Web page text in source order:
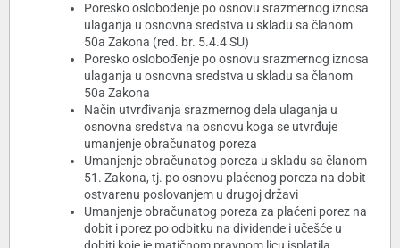
Poresko oslobođenje po osnovu srazmernog iznosa
ulaganja u osnovna sredstva u skladu sa članom
50a Zakona (red. br. 5.4.4 SU)
Poresko oslobođenje po osnovu srazmernog iznosa
ulaganja u osnovna sredstva u skladu sa članom
50a Zakona
Način utvrđivanja srazmernog dela ulaganja u
osnovna sredstva na osnovu koga se utvrđuje
umanjenje obračunatog poreza
Umanjenje obračunatog poreza u skladu sa članom
51. Zakona, tj. po osnovu plaćenog poreza na dobit
ostvarenu poslovanjem u drugoj državi
Umanjenje obračunatog poreza za plaćeni porez na
dobit i porez po odbitku na dividende i učešće u